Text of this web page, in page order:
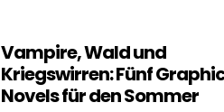
Vampire, Wald und
Kriegswirren: Fünf
Novels für den Sommer